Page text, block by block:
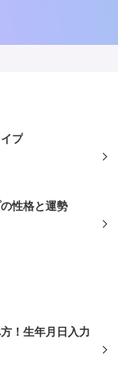
プ
性格と運勢
！生年月日入力